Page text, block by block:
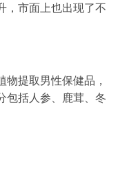
，市面上也出现了不
提取男性保健品，
包括人参、鹿茸、冬